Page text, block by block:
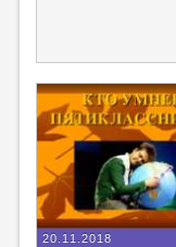
20.11.2018